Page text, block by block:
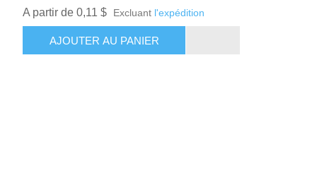
A partir de 0,11 $ Excluant l'expédition
AJOUTER AU PANIER